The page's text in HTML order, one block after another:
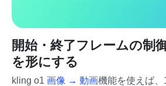
開始・終了フレームの制
を形にする
kling o1 画像 → 動画機能を使えば